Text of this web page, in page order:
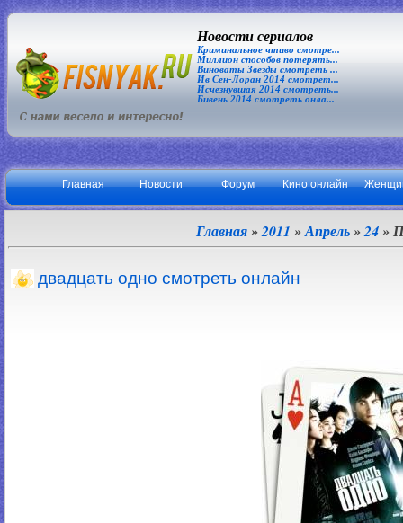
Новости сериалов
Криминальное чтиво смотре...
Миллион способов потерять...
Виноваты Звезды смотреть ...
Ив Сен-Лоран 2014 смотрет...
Исчезнувшая 2014 смотреть...
Бивень 2014 смотреть онла...
Главная Новости Форум Кино онлайн
Главная»2011 » Апрель » 24»
двадцать одно смотреть онлайн